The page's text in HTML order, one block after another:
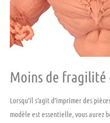
Moins de fragilité
Lorsqu’il s’agit d’imprimer des
modèle est essentielle, vous aurez